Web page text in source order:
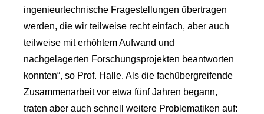
ingenieurtechnische Fragestellungen übertragen
werden, die wir teilweise recht einfach, aber auch
teilweise mit erhöhtem Aufwand und
nachgelagerten Forschungsprojekten beantworten
konnten“, so Prof. Halle. Als die fachübergreifende
Zusammenarbeit vor etwa fünf Jahren begann,
traten aber auch schnell weitere Problematiken auf: